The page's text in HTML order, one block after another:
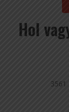
Hol
3561